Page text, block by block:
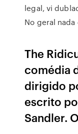
legal, vi
No geral
The
comédia
dirigido
escrito
Sandler.